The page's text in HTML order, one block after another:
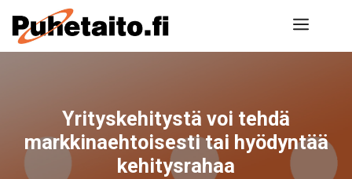
sisältöön
Yrityskehitystä voi tehdä
markkinaehtoisesti tai hyödyntää
kehitysrahaa